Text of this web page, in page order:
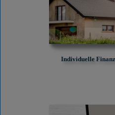
Individuelle